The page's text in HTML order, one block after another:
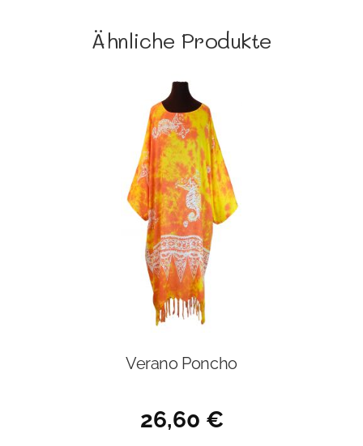
Ähnliche Produkte
Verano Poncho
26,60 €